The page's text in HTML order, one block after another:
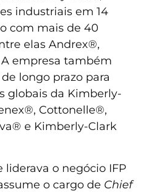
industriais em 14
com mais de 40
elas Andrex®,
empresa também
longo prazo para
globais da Kimberly-
Cottonelle®,
e Kimberly-Clark
liderava o negócio IFP
o cargo de Chief